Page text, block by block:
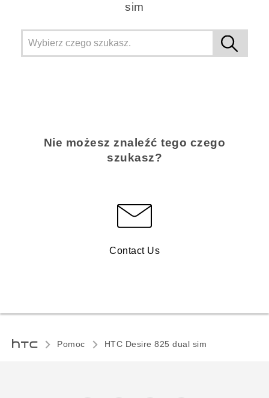
sim
Nie możesz znaleźć tego czego
szukasz?
Contact Us
Pomoc HTC Desire 825 dual sim‎